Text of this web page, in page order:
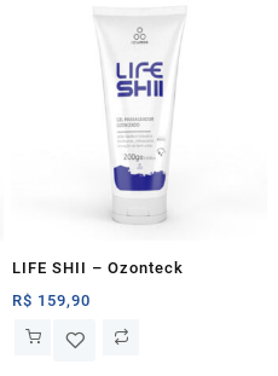
LIFE SHII – Ozonteck
R$ 159,90